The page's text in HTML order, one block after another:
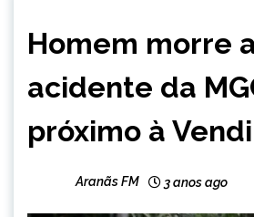
NOTÍCIAS
Homem morre
acidente da
próximo à
Aranãs FM 3 anos ago